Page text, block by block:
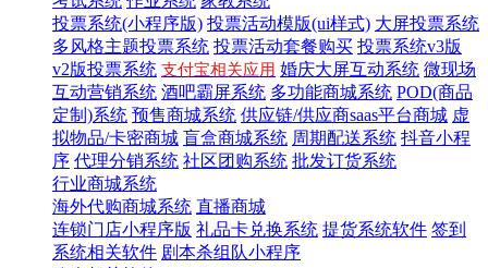
投票系统(小程序版) 投票活动模版(ui样式) 大屏投票系统
多风格主题投票系统 投票活动套餐购买 投票系统v3版
v2版投票系统 支付宝相关应用 婚庆大屏互动系统 微现场
互动营销系统 酒吧霸屏系统 多功能商城系统 POD(商品
定制)系统 预售商城系统 供应链/供应商saas平台商城 虚
拟物品/卡密商城 盲盒商城系统 周期配送系统 抖音小程
序 代理分销系统 社区团购系统 批发订货系统
行业商城系统
海外代购商城系统 直播商城
连锁门店小程序版 礼品卡兑换系统 提货系统软件 签到
系统相关软件 剧本杀组队小程序